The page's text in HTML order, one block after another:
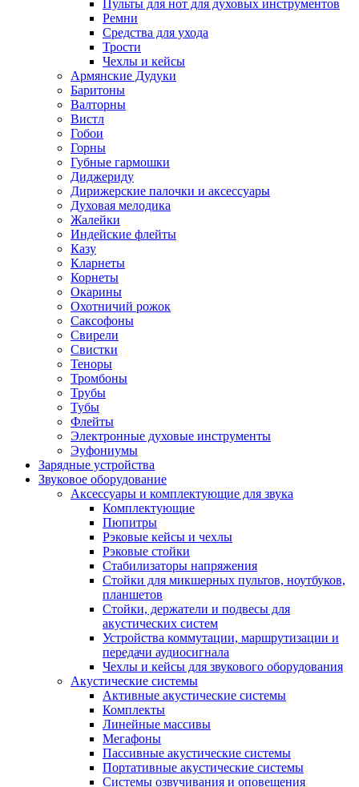
Пульты для нот для духовых инструментов
Ремни
Средства для ухода
Трости
Чехлы и кейсы
Армянские Дудуки
Баритоны
Валторны
Вистл
Гобои
Горны
Губные гармошки
Диджериду
Дирижерские палочки и аксессуары
Духовая мелодика
Жалейки
Индейские флейты
Казу
Кларнеты
Корнеты
Окарины
Охотничий рожок
Саксофоны
Свирели
Свистки
Теноры
Тромбоны
Трубы
Тубы
Флейты
Электронные духовые инструменты
Эуфониумы
Зарядные устройства
Звуковое оборудование
Аксессуары и комплектующие для звука
Комплектующие
Пюпитры
Рэковые кейсы и чехлы
Рэковые стойки
Стабилизаторы напряжения
Стойки для микшерных пультов, ноутбуков,
планшетов
Стойки, держатели и подвесы для
акустических систем
Устройства коммутации, маршрутизации и
передачи аудиосигнала
Чехлы и кейсы для звукового оборудования
Акустические системы
Активные акустические системы
Комплекты
Линейные массивы
Мегафоны
Пассивные акустические системы
Портативные акустические системы
Системы озвучивания и оповещения